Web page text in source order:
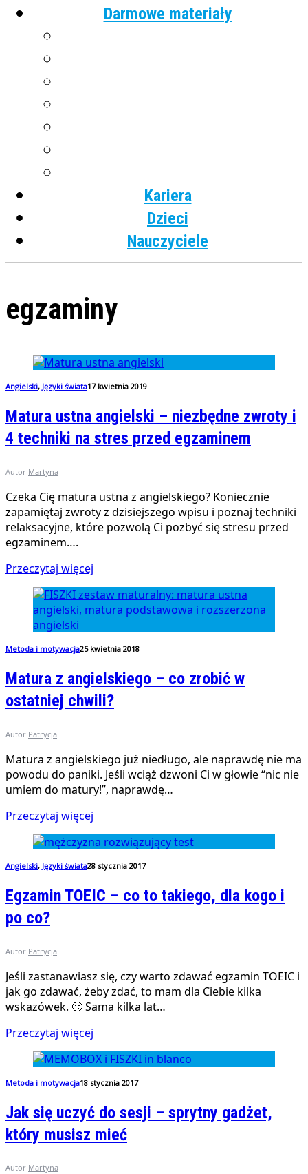
Darmowe materiały
Kariera
Dzieci
Nauczyciele
egzaminy
Angielski, Języki świata17 kwietnia 2019
Matura ustna angielski – niezbędne zwroty i
4 techniki na stres przed egzaminem
Autor Martyna
Czeka Cię matura ustna z angielskiego? Koniecznie
zapamiętaj zwroty z dzisiejszego wpisu i poznaj techniki
relaksacyjne, które pozwolą Ci pozbyć się stresu przed
egzaminem….
Przeczytaj więcej
Metoda i motywacja25 kwietnia 2018
Matura z angielskiego – co zrobić w
ostatniej chwili?
Autor Patrycja
Matura z angielskiego już niedługo, ale naprawdę nie ma
powodu do paniki. Jeśli wciąż dzwoni Ci w głowie “nic nie
umiem do matury!”, naprawdę…
Przeczytaj więcej
Angielski, Języki świata28 stycznia 2017
Egzamin TOEIC – co to takiego, dla kogo i
po co?
Autor Patrycja
Jeśli zastanawiasz się, czy warto zdawać egzamin TOEIC i
jak go zdawać, żeby zdać, to mam dla Ciebie kilka
wskazówek. 🙂 Sama kilka lat…
Przeczytaj więcej
Metoda i motywacja18 stycznia 2017
Jak się uczyć do sesji – sprytny gadżet,
który musisz mieć
Autor Martyna